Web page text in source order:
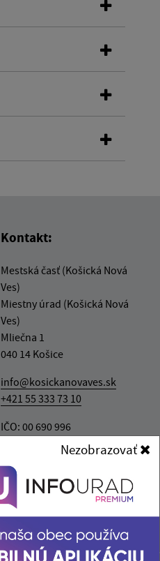
Kontakt:
Mestská časť (Košická Nová
Ves)
Miestny úrad (Košická Nová
Ves)
Mliečna 1
040 14 Košice
info@kosickanovaves.sk
+421 55 333 73 10
IČO: 00 690 996
Nezobrazovať